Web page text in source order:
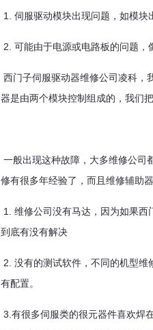
1. 伺服驱动模块出现问题，如模块
2. 可能由于电源或电路板的问题
西门子伺服驱动器维修公司凌科，
器是由两个模块控制组成的，我们
一般出现这种故障，大多维修公司
修有很多年经验了，而且维修辅助
1. 维修公司没有马达，因为如果
到底有没有解决
2. 没有的测试软件，不同的机型
有配置。
3.有很多伺服类的很元器件喜欢焊